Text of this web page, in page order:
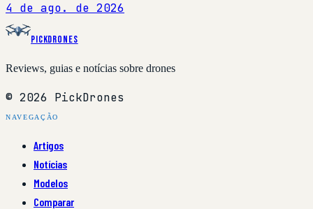
4 de ago. de 2026
PickDrones
Reviews, guias e notícias sobre drones
© 2026 PickDrones
NAVEGAÇÃO
Artigos
Notícias
Modelos
Comparar